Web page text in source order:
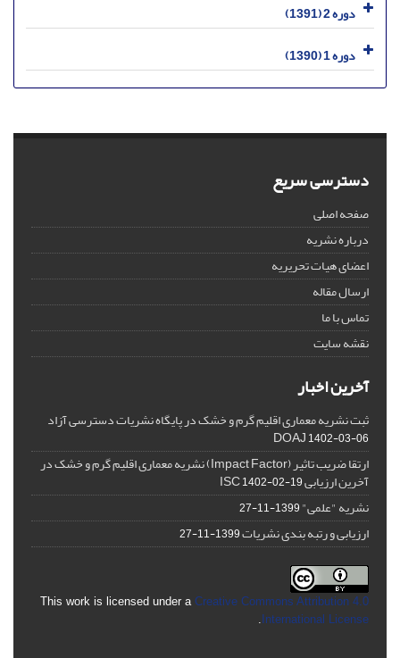
دوره 2 (1391)
دوره 1 (1390)
دسترسی سریع
صفحه اصلی
درباره نشریه
اعضای هیات تحریریه
ارسال مقاله
تماس با ما
نقشه سایت
آخرین اخبار
ثبت نشریه معماری اقلیم گرم و خشک در پایگاه نشریات دسترسی آزاد
DOAJ1402-03-06
ارتقا ضریب تاثیر (Impact Factor) نشریه معماری اقلیم گرم و خشک در
آخرین ارزیابی ISC1402-02-19
نشریه "علمی"1399-11-27
ارزیابی و رتبه بندی نشریات1399-11-27
This work is licensed under a Creative Commons Attribution 4.0
International License
.